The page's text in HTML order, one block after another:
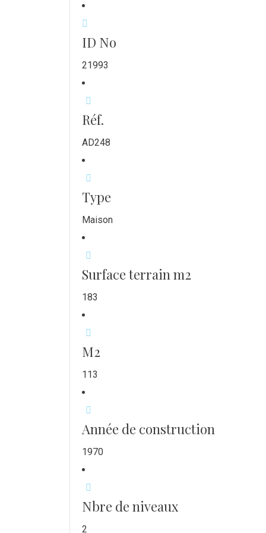
ID No
21993
Réf.
AD248
Type
Maison
Surface terrain m2
183
M2
113
Année de construction
1970
Nbre de niveaux
2